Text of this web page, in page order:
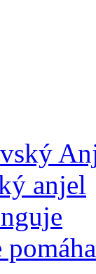
anjel